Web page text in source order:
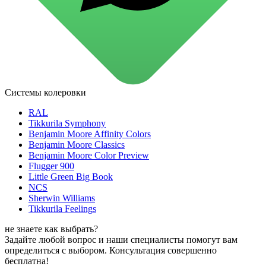
для стекол и зеркал
для ароматизации и нейтрализации запахов
для стирки и ухода за тканями
для ковров и текстильных изделий
специализированные чистящие средства
универсальные чистящие средства
дезинфицирующие средства
Автохимия и автокосметика
полироли для пластика
очистители салона
очистители двигателя
очистители тормозов
Материалы для зимних работ
краски для штукатурки
грунтовки
пропитки для древесины
пены и клеи
Новинки
Системы колеровки
RAL
Tikkurila Symphony
Benjamin Moore Affinity Colors
Benjamin Moore Classics
Benjamin Moore Color Preview
Flugger 900
Little Green Big Book
NCS
Sherwin Williams
Tikkurila Feelings
не знаете как выбрать?
Задайте любой вопрос и наши специалисты помогут вам
определиться с выбором. Консультация совершенно
бесплатна!